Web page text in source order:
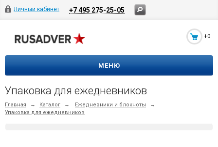
Личный кабинет +7 495 275-25-05
+0
МЕНЮ
Упаковка для ежедневников
Главная → Каталог → Ежедневники и блокноты
→
Упаковка для ежедневников